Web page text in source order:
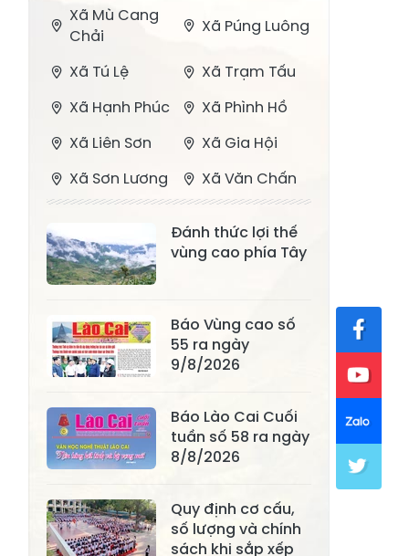
Xã Mù Cang
Chải
Xã Púng Luông
Xã Tú Lệ
Xã Trạm Tấu
Xã Hạnh Phúc
Xã Phình Hồ
Xã Liên Sơn
Xã Gia Hội
Xã Sơn Lương
Xã Văn Chấn
Bằng La
Xã Chấn Thịnh
Xã Nghĩa Tâm
Xã Châu Quế
Xã Lâm Giang
Xã Đông
Cuông
Xã Tân Hợp
Xã Mậu A Xã Xuân Ái
Xã Mỏ Vàng
Xã Lâm
Xã Lục Yên
Xã Tân Lĩnh
Xã Khánh Hòa
Xã Phúc Lợi
Đánh thức lợi thế
vùng cao phía Tây
Báo Vùng cao số
55 ra ngày
9/8/2026
Báo Lào Cai Cuối
tuần số 58 ra ngày
8/8/2026
Quy định cơ cấu,
số lượng và chính
sách khi sắp xếp